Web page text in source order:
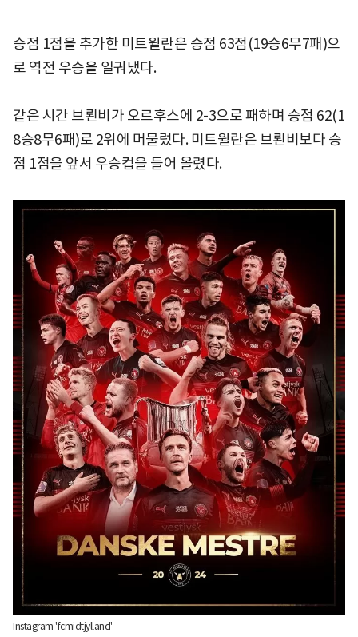
승점 1점을 추가한 미트윌란은 승점 63점(19승6무7패)으
로 역전 우승을 일궈냈다.
같은 시간 브뢴비가 오르후스에 2-3으로 패하며 승점 62(1
8승8무6패)로 2위에 머물렀다. 미트윌란은 브뢴비보다 승
점 1점을 앞서 우승컵을 들어 올렸다.
Instagram 'fcmidtjylland'